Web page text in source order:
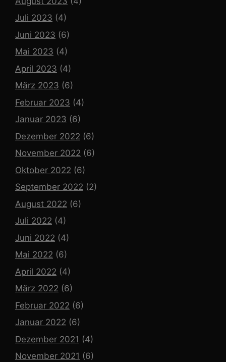
Juli 2023 (4)
Juni 2023 (6)
Mai 2023 (4)
April 2023 (4)
März 2023 (6)
Februar 2023 (4)
Januar 2023 (6)
Dezember 2022 (6)
November 2022 (6)
Oktober 2022 (6)
September 2022 (2)
August 2022 (6)
Juli 2022 (4)
Juni 2022 (4)
Mai 2022 (6)
April 2022 (4)
März 2022 (6)
Februar 2022 (6)
Januar 2022 (6)
Dezember 2021 (4)
November 2021 (6)